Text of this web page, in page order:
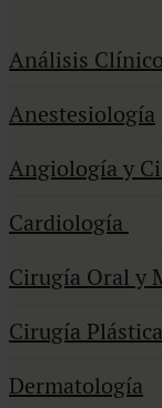
Análisis
Anestesiología
Angiología y
Cardiología
Cirugía Oral y
Cirugía
Dermatología